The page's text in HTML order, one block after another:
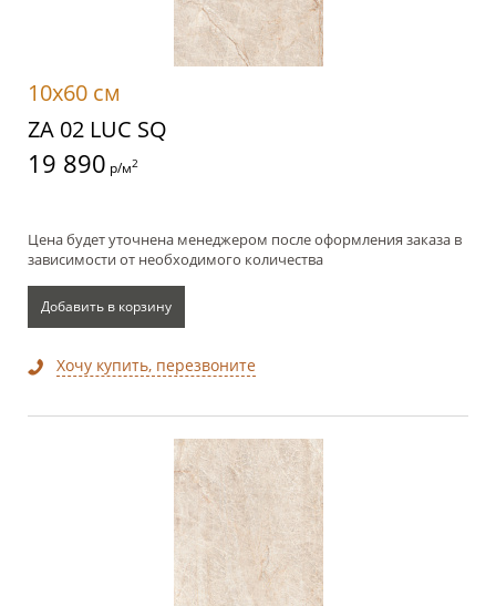
10x60 см
ZA 02 LUC SQ
19 890 р/м2
Цена будет уточнена менеджером после оформления заказа в
зависимости от необходимого количества
Добавить в корзину
Хочу купить, перезвоните